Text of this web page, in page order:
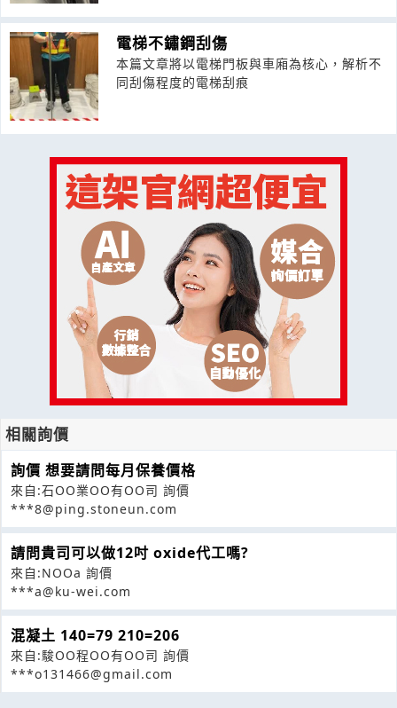
電梯不鏽鋼刮傷
本篇文章將以電梯門板與車廂為核心，解析不
同刮傷程度的電梯刮痕
相關詢價
詢價 想要請問每月保養價格
來自:石OO業OO有OO司 詢價
***8@ping.stoneun.com
請問貴司可以做12吋 oxide代工嗎?
來自:NOOa 詢價
***a@ku-wei.com
混凝土 140=79 210=206
來自:駿OO程OO有OO司 詢價
***o131466@gmail.com